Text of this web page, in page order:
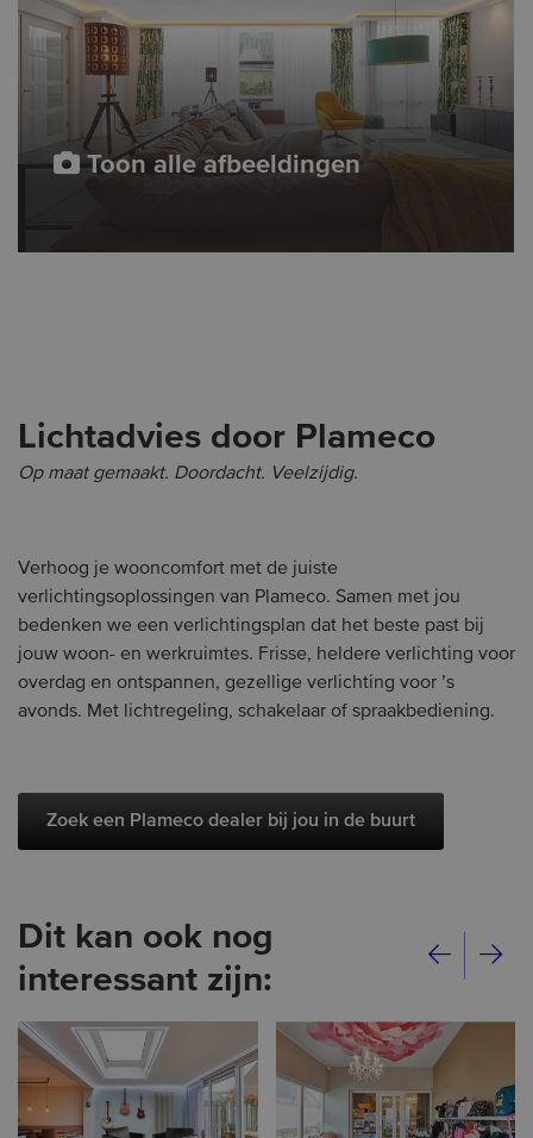
Toon alle afbeeldingen
Lichtadvies door Plameco
Op maat gemaakt. Doordacht. Veelzijdig.
Verhoog je wooncomfort met de juiste
verlichtingsoplossingen van Plameco. Samen met jou
bedenken we een verlichtingsplan dat het beste past bij
jouw woon- en werkruimtes. Frisse, heldere verlichting voor
overdag en ontspannen, gezellige verlichting voor ’s
avonds. Met lichtregeling, schakelaar of spraakbediening.
Zoek een Plameco dealer bij jou in de buurt
Dit kan ook nog
interessant zijn: